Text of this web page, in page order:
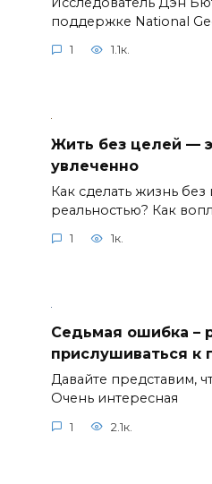
поддержке National
1 1.1к.
Жить без целей —
увлеченно
Как сделать жизнь без
реальностью? Как
1 1к.
Седьмая ошибка –
прислушиваться к
Давайте представим,
Очень интересная
1 2.1к.